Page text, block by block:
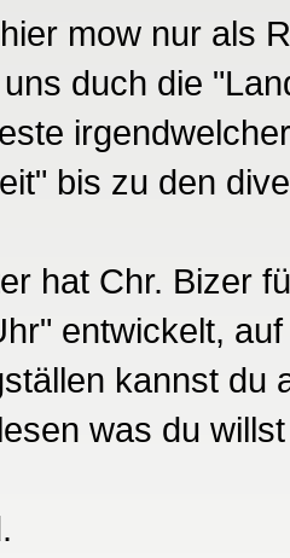
mow nur als
duch die
bis zu den
hat Chr. Bizer
entwickelt,
kannst du
was du willst